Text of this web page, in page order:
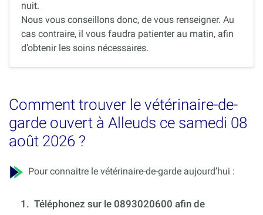
nuit.
Nous vous conseillons donc, de vous renseigner. Au
cas contraire, il vous faudra patienter au matin, afin
d’obtenir les soins nécessaires.
Comment trouver le vétérinaire-de-
garde ouvert à Alleuds ce samedi 08
août 2026 ?
Pour connaitre le vétérinaire-de-garde aujourd’hui :
1. Téléphonez sur le 0893020600 afin de